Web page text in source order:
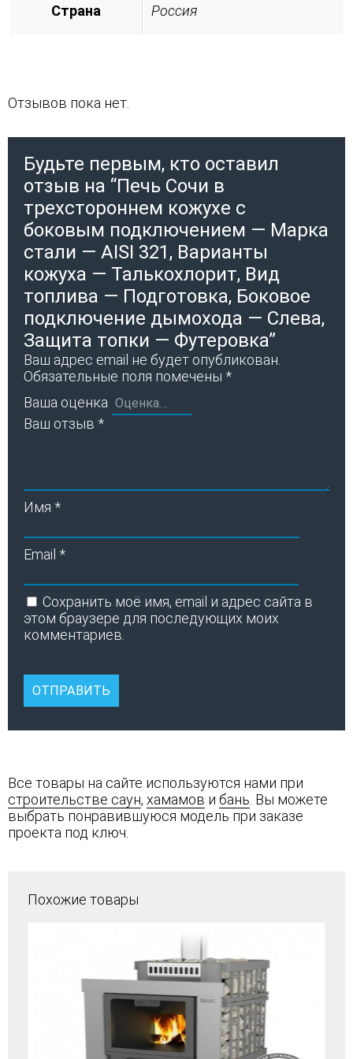
Страна Россия
Отзывов пока нет.
Будьте первым, кто оставил
отзыв на “Печь Сочи в
трехстороннем кожухе с
боковым подключением — Марка
стали — AISI 321, Варианты
кожуха — Талькохлорит, Вид
топлива — Подготовка, Боковое
подключение дымохода — Слева,
Защита топки — Футеровка”
Ваш адрес email не будет опубликован.
Обязательные поля помечены *
Ваша оценка
Ваш отзыв *
Имя *
Email *
Сохранить моё имя, email и адрес сайта в
этом браузере для последующих моих
комментариев.
Все товары на сайте используются нами при
строительстве саун, хамамов и бань . Вы можете
выбрать понравившуюся модель при заказе
проекта под ключ.
Похожие товары